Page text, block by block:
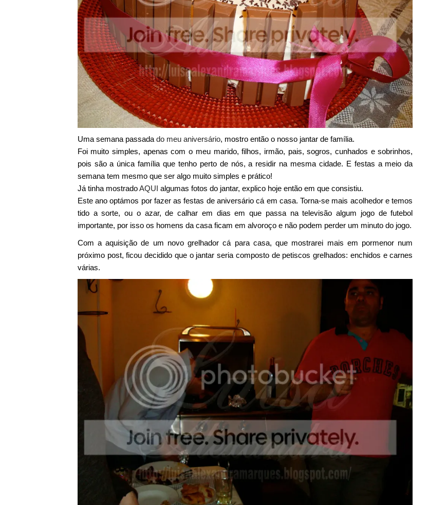
Uma semana passada do meu aniversário, mostro então o nosso jantar de família.
Foi muito simples, apenas com o meu marido, filhos, irmão, pais, sogros, cunhados e sobrinhos,
pois são a única família que tenho perto de nós, a residir na mesma cidade. E festas a meio da
semana tem mesmo que ser algo muito simples e prático!
Já tinha mostradoAQUI algumas fotos do jantar, explico hoje então em que consistiu.
Este ano optámos por fazer as festas de aniversário cá em casa. Torna-se mais acolhedor e temos
tido a sorte, ou o azar, de calhar em dias em que passa na televisão algum jogo de futebol
importante, por isso os homens da casa ficam em alvoroço e não podem perder um minuto do jogo.
Com a aquisição de um novo grelhador cá para casa, que mostrarei mais em pormenor num
próximo post, ficou decidido que o jantar seria composto de petiscos grelhados: enchidos e carnes
várias.